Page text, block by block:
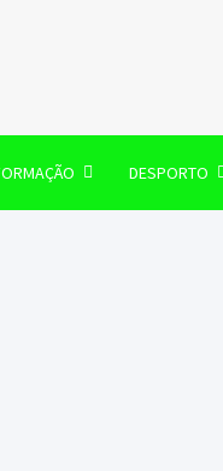
106 FM
DESPORTO